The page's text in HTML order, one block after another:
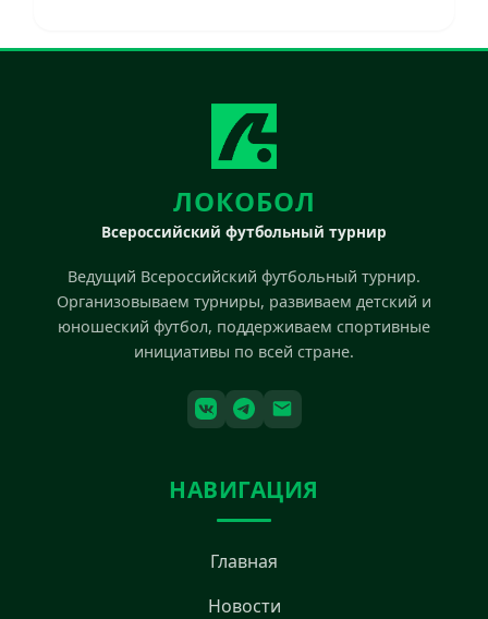
ЛОКОБОЛ
Всероссийский футбольный турнир
Ведущий Всероссийский футбольный турнир.
Организовываем турниры, развиваем детский и
юношеский футбол, поддерживаем спортивные
инициативы по всей стране.
НАВИГАЦИЯ
Главная
Новости